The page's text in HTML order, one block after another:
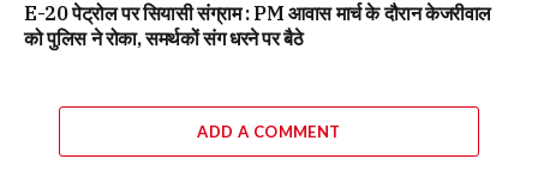
E-20 पेट्रोल पर सियासी संग्राम : PM आवास मार्च के दौरान केजरीवाल
को पुलिस ने रोका, समर्थकों संग धरने पर बैठे
ADD A COMMENT